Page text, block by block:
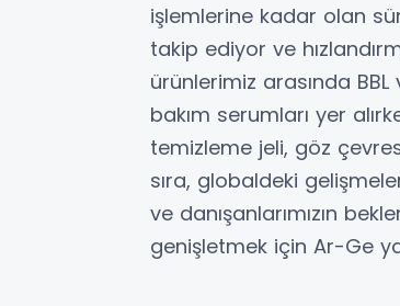
işlemlerine kadar olan
takip ediyor ve
ürünlerimiz arasında
bakım serumları yer
temizleme jeli, göz
sıra, globaldeki
ve danışanlarımızın
genişletmek için Ar-Ge